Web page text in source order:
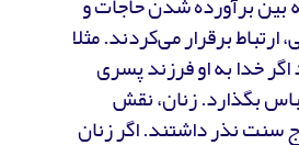
ارتباط برقرار می‌کردند. مثلا
خدا به او فرزند پسری
بگذارد. زنان، نقش
سنت نذر داشتند. اگر زنان